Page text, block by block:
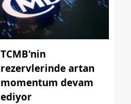
TCMB'nin
rezervlerinde artan
momentum devam
ediyor